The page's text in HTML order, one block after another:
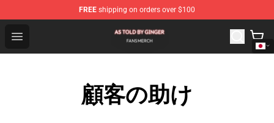
FREE shipping on orders over $100
Open menu
As Told By Ginger Shop - Official As Told By Ginger
顧客の助け